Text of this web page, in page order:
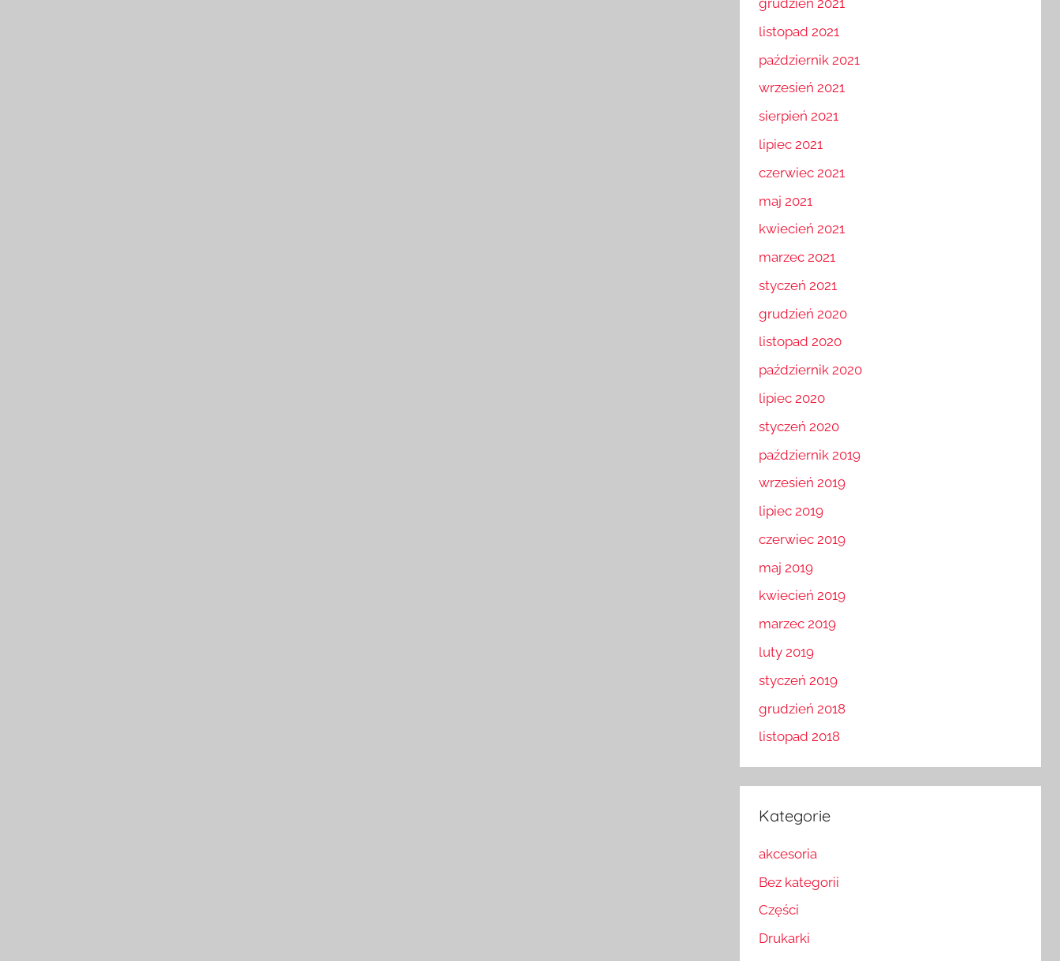
grudzień 2021
listopad 2021
październik 2021
wrzesień 2021
sierpień 2021
lipiec 2021
czerwiec 2021
maj 2021
kwiecień 2021
marzec 2021
styczeń 2021
grudzień 2020
listopad 2020
październik 2020
lipiec 2020
styczeń 2020
październik 2019
wrzesień 2019
lipiec 2019
czerwiec 2019
maj 2019
kwiecień 2019
marzec 2019
luty 2019
styczeń 2019
grudzień 2018
listopad 2018
Kategorie
akcesoria
Bez kategorii
Części
Drukarki